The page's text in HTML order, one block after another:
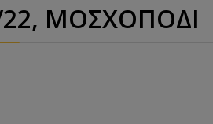
ΜΟΣΧΟΠΟΔΙ